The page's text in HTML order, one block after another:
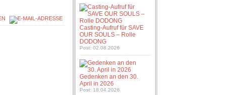
Casting-Aufruf für SAVE
OUR SOULS – Rolle
DODONG
Post: 02.08.2026
Gedenken an den 30.
April in 2026
Post: 18.04.2026